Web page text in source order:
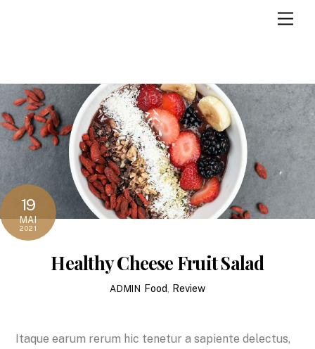
19
MAI
2021
Healthy Cheese Fruit Salad
ADMIN Food Review
Itaque earum rerum hic tenetur a sapiente delectus,